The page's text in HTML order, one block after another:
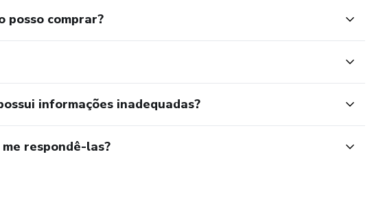
posso comprar?
informações inadequadas?
respondê-las?